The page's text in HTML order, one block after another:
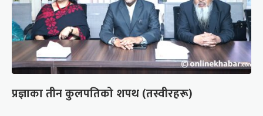
प्रज्ञाका तीन कुलपतिको शपथ (तस्वीरहरू)